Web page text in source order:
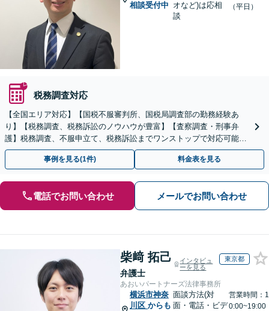
相談受付中 オなど)は応相
談
（平日）
税務調査対応
【全国エリア対応】【国税不服審判所、国税局調査部の勤務経験あ
り】【税務調査、税務訴訟のノウハウが豊富】【査察調査・刑事弁
護】税務調査、不服申立て、税務訴訟までワンストップで対応可能！
事業承継にも対応【休日・夜間相談可】
事例を見る(1件) 料金表を見る
電話でお問い合わせ メールでお問い合わせ
柴﨑 拓己
弁護士
インタビュ
ーを見る
東京都
あおいパートナーズ法律事務所
横浜市神奈
川区 からも
面談方法(対
面・電話・ビデ
営業時間：1
0:00~19:00